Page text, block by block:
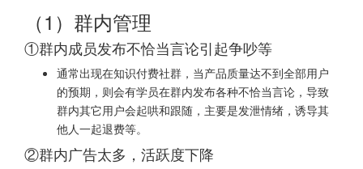
（1）群内管理
①群内成员发布不恰当言论引起争吵等
通常出现在知识付费社群，当产品质量达不到全部用户
的预期，则会有学员在群内发布各种不恰当言论，导致
群内其它用户会起哄和跟随，主要是发泄情绪，诱导其
他人一起退费等。
②群内广告太多，活跃度下降